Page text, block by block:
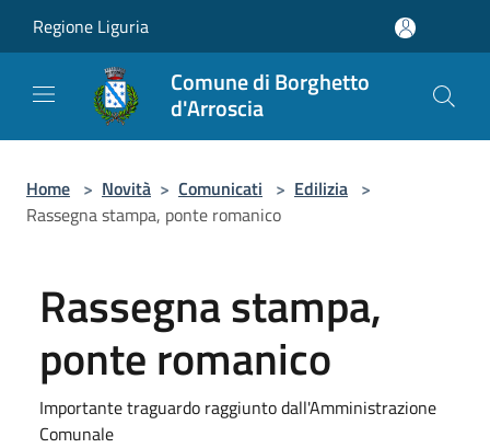
Regione Liguria
Comune di Borghetto
d'Arroscia
Home > Novità > Comunicati > Edilizia >
Rassegna stampa, ponte romanico
Rassegna stampa,
ponte romanico
Importante traguardo raggiunto dall'Amministrazione
Comunale